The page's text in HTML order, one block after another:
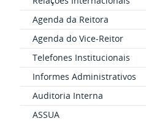
Agenda da Reitora
Agenda do Vice-Reitor
Telefones Institucionais
Informes Administrativos
Auditoria Interna
ASSUA